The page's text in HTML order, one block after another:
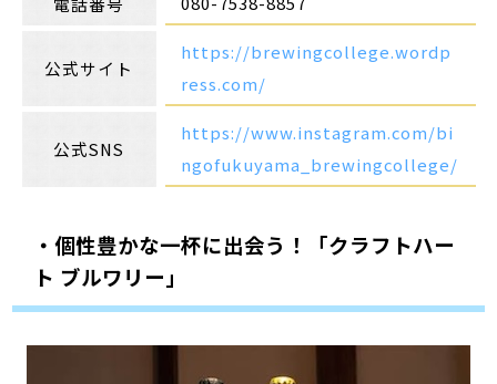
公式サイト
https://brewingcollege.wordp
ress.com/
公式SNS
https://www.instagram.com/bi
ngofukuyama_brewingcollege/
・個性豊かな一杯に出会う！「クラフトハー
ト ブルワリー」